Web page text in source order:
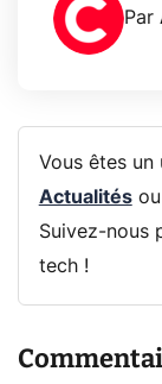
Par
Vous êtes un
Actualitésou
Suivez-nous
tech !